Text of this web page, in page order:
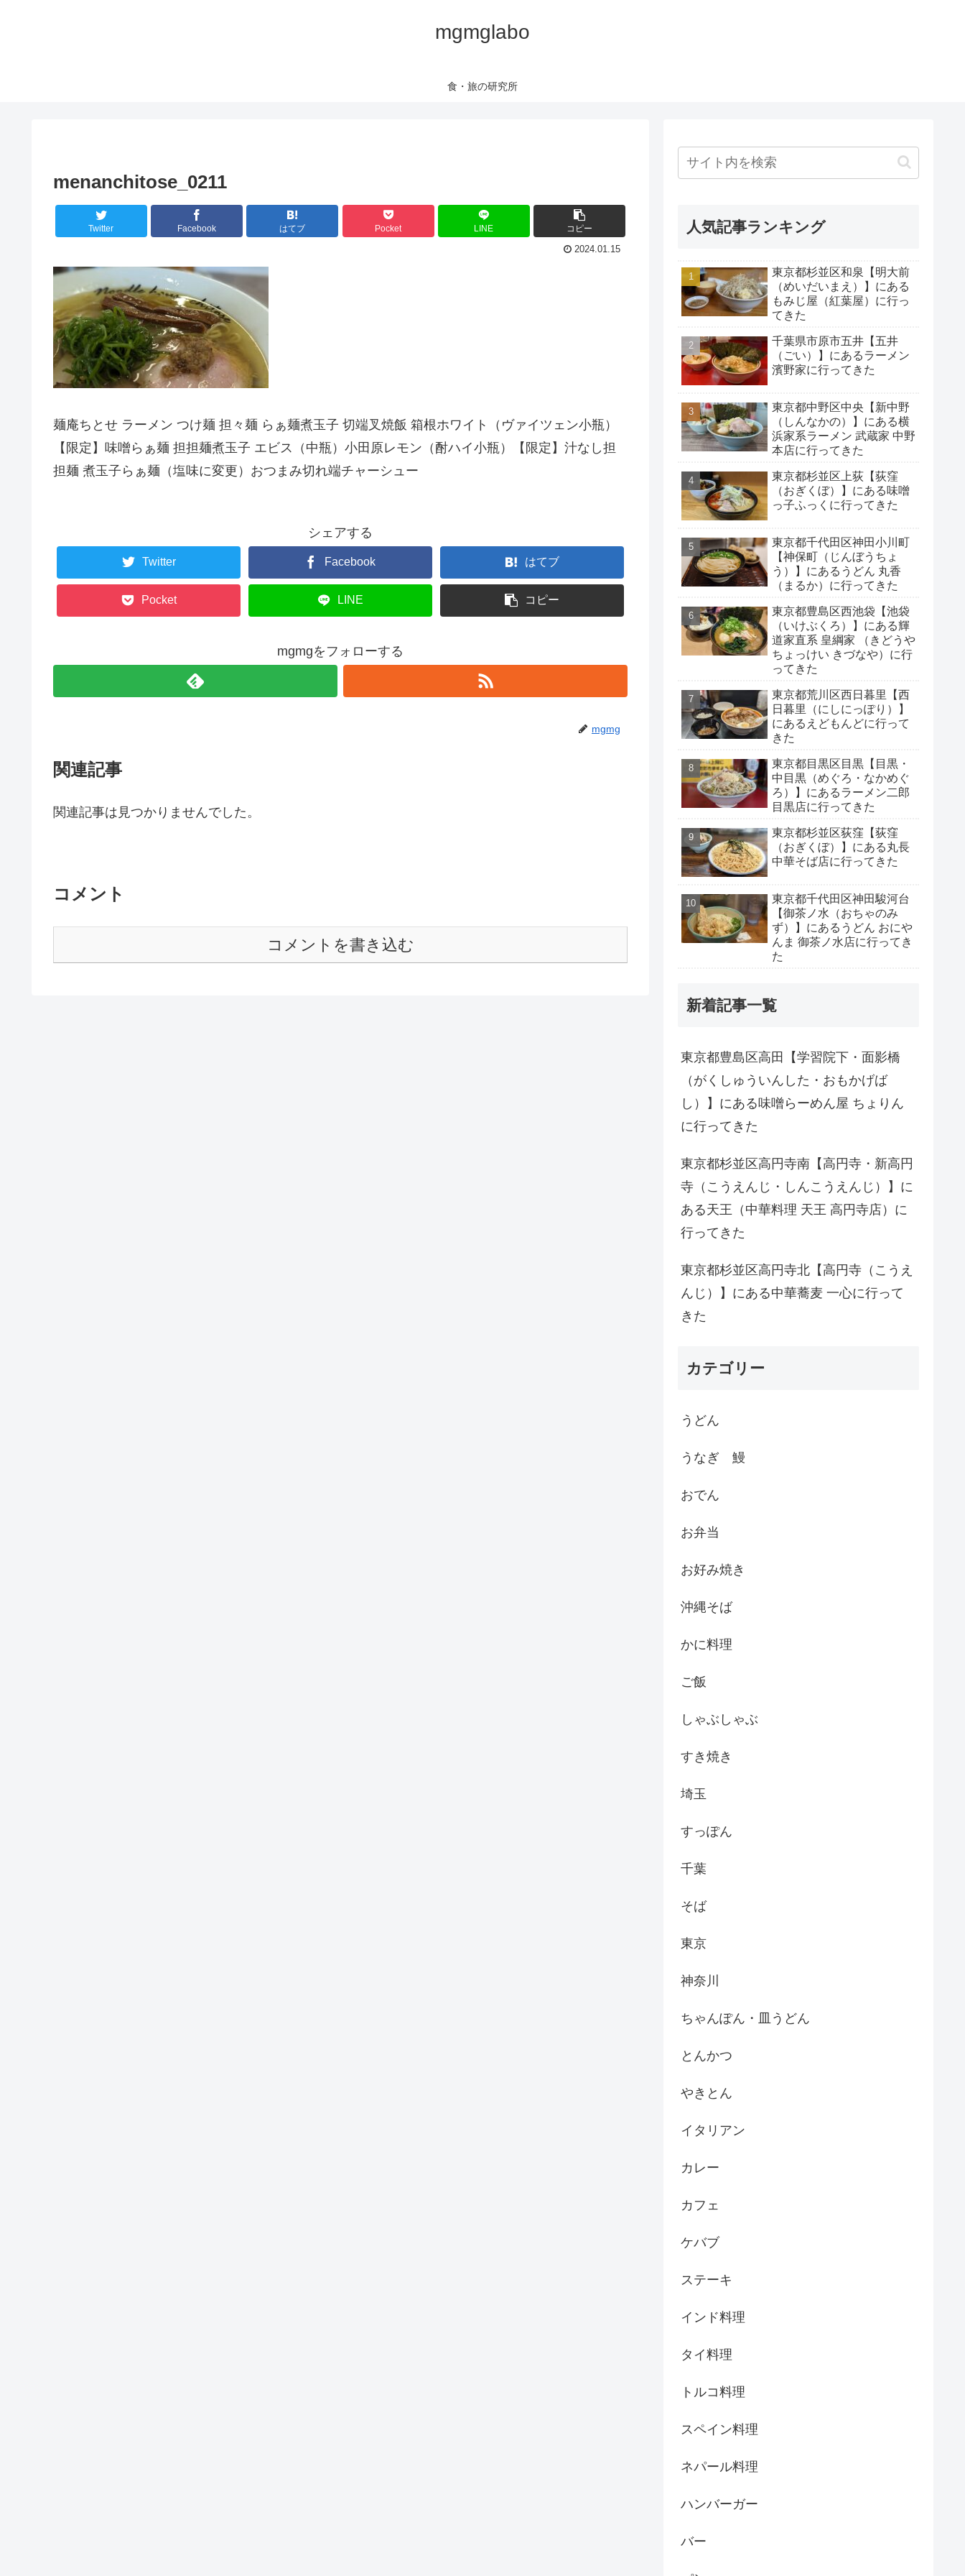
mgmglabo
食・旅の研究所
menanchitose_0211
Twitter Facebook はてブ Pocket LINE コピー
2024.01.15
麺庵ちとせ ラーメン つけ麺 担々麺 らぁ麺煮玉子 切端叉焼飯 箱根ホワイト（ヴァイツェン小瓶）
【限定】味噌らぁ麺 担担麺煮玉子 エビス（中瓶）小田原レモン（酎ハイ小瓶）【限定】汁なし担
担麺 煮玉子らぁ麺（塩味に変更）おつまみ切れ端チャーシュー
シェアする
Twitter Facebook はてブ
Pocket LINE コピー
mgmgをフォローする
mgmg
関連記事
関連記事は見つかりませんでした。
コメント
コメントを書き込む
人気記事ランキング
東京都杉並区和泉【明大前
（めいだいまえ）】にある
もみじ屋（紅葉屋）に行っ
てきた
千葉県市原市五井【五井
（ごい）】にあるラーメン
濱野家に行ってきた
東京都中野区中央【新中野
（しんなかの）】にある横
浜家系ラーメン 武蔵家 中野
本店に行ってきた
東京都杉並区上荻【荻窪
（おぎくぼ）】にある味噌
っ子ふっくに行ってきた
東京都千代田区神田小川町
【神保町（じんぼうちょ
う）】にあるうどん 丸香
（まるか）に行ってきた
東京都豊島区西池袋【池袋
（いけぶくろ）】にある輝
道家直系 皇綱家 （きどうや
ちょっけい きづなや）に行
ってきた
東京都荒川区西日暮里【西
日暮里（にしにっぽり）】
にあるえどもんどに行って
きた
東京都目黒区目黒【目黒・
中目黒（めぐろ・なかめぐ
ろ）】にあるラーメン二郎
目黒店に行ってきた
東京都杉並区荻窪【荻窪
（おぎくぼ）】にある丸長
中華そば店に行ってきた
東京都千代田区神田駿河台
【御茶ノ水（おちゃのみ
ず）】にあるうどん おにや
んま 御茶ノ水店に行ってき
た
新着記事一覧
東京都豊島区高田【学習院下・面影橋
（がくしゅういんした・おもかげば
し）】にある味噌らーめん屋 ちょりん
に行ってきた
東京都杉並区高円寺南【高円寺・新高円
寺（こうえんじ・しんこうえんじ）】に
ある天王（中華料理 天王 高円寺店）に
行ってきた
東京都杉並区高円寺北【高円寺（こうえ
んじ）】にある中華蕎麦 一心に行って
きた
カテゴリー
うどん
うなぎ 鰻
おでん
お弁当
お好み焼き
沖縄そば
かに料理
ご飯
しゃぶしゃぶ
すき焼き
埼玉
すっぽん
千葉
そば
東京
神奈川
ちゃんぽん・皿うどん
とんかつ
やきとん
イタリアン
カレー
カフェ
ケバブ
ステーキ
インド料理
タイ料理
トルコ料理
スペイン料理
ネパール料理
ハンバーガー
バー